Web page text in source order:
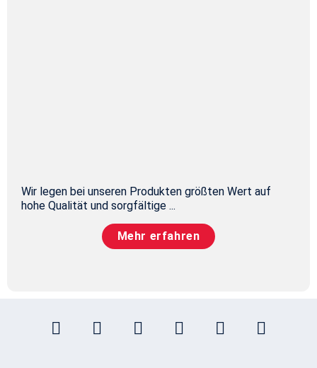
Wir legen bei unseren Produkten größten Wert auf
hohe Qualität und sorgfältige ...
Mehr erfahren